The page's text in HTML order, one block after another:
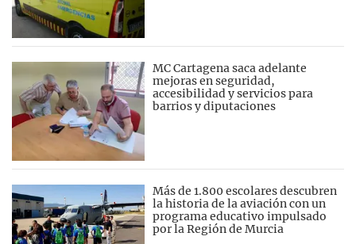
MC Cartagena saca adelante
mejoras en seguridad,
accesibilidad y servicios para
barrios y diputaciones
Más de 1.800 escolares descubren
la historia de la aviación con un
programa educativo impulsado
por la Región de Murcia